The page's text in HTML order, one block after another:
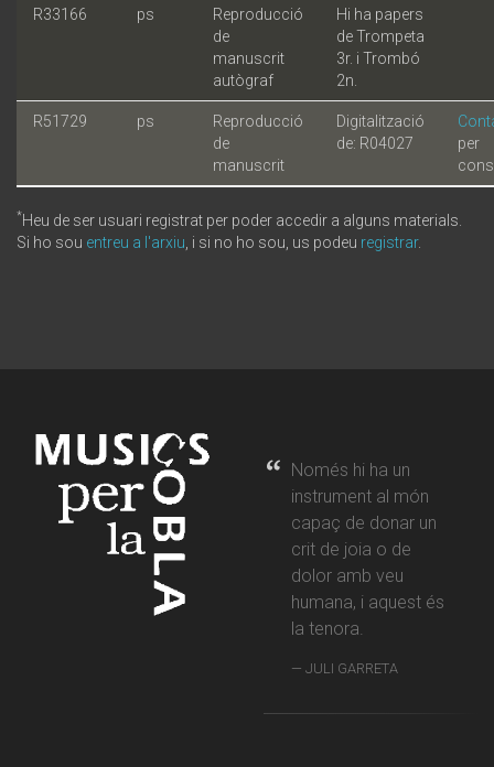
R33166 ps
Reproducció
de
manuscrit
autògraf
Hi ha papers
de Trompeta
3r. i Trombó
2n.
R51729 ps
Reproducció
de
manuscrit
Digitalització
de: R04027
per
*Heu de ser usuari registrat per poder accedir a alguns materials.
Si ho sou entreu a l'arxiu , i si no ho sou, us podeu registrar.
Només hi ha un
instrument al món
capaç de donar un
crit de joia o de
dolor amb veu
humana, i aquest és
la tenora.
JULI GARRETA